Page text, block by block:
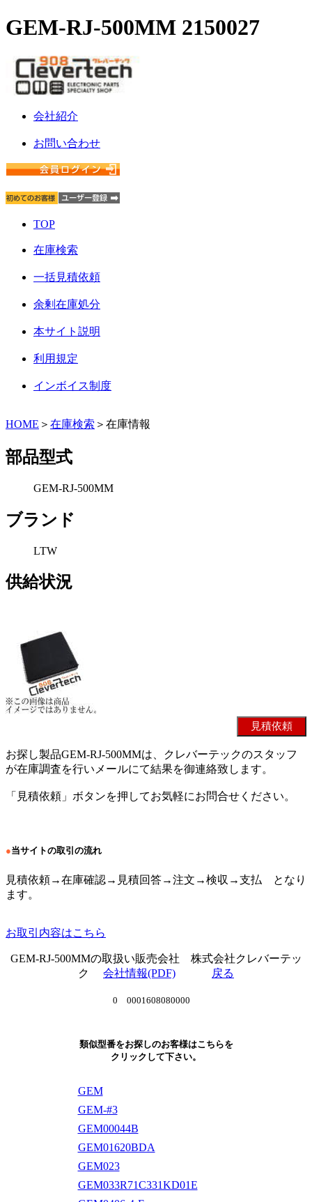
GEM-RJ-500MM 2150027
会社紹介
お問い合わせ
TOP
在庫検索
一括見積依頼
余剰在庫処分
本サイト説明
利用規定
インボイス制度
HOME ＞ 在庫検索 ＞在庫情報
部品型式
GEM-RJ-500MM
ブランド
LTW
供給状況
お探し製品GEM-RJ-500MMは、クレバーテックのスタッフ
が在庫調査を行いメールにて結果を御連絡致します。
「見積依頼」ボタンを押してお気軽にお問合せください。
●当サイトの取引の流れ
見積依頼→在庫確認→見積回答→注文→検収→支払 となり
ます。
お取引内容はこちら
GEM-RJ-500MMの取扱い販売会社 株式会社クレバーテッ
ク 会社情報(PDF) 戻る
0 0001608080000
類似型番をお探しのお客様はこちらを
クリックして下さい。
GEM
GEM-#3
GEM00044B
GEM01620BDA
GEM023
GEM033R71C331KD01E